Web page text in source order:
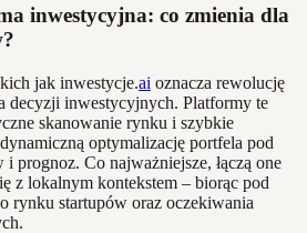
inwestycyjna: co zmienia dla
jak inwestycje.ai oznacza rewolucję
decyzji inwestycyjnych. Platformy te
skanowanie rynku i szybkie
optymalizację portfela pod
prognoz. Co najważniejsze, łączą one
z lokalnym kontekstem – biorąc pod
rynku startupów oraz oczekiwania